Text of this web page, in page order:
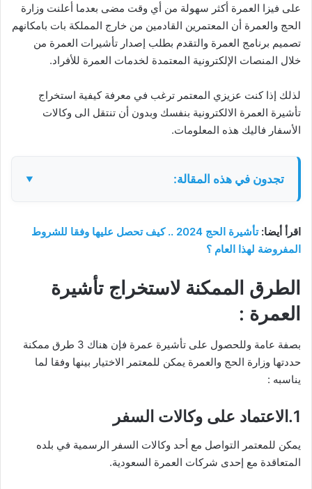
على فيزا العمرة أكثر سهولة من أي وقت مضى بعدما أعلنت وزارة
الحج والعمرة أن المعتمرين القادمين من خارج المملكة بات بامكانهم
تصميم برنامج العمرة والتقدم بطلب إصدار تأشيرات العمرة من
خلال المنصات الإلكترونية المعتمدة لخدمات العمرة للأفراد.
لذلك إذا كنت عزيزي المعتمر ترغب في معرفة كيفية استخراج
تأشيرة العمرة الالكترونية بنفسك وبدون أن تنتقل الى وكالات
الأسفار فاليك هذه المعلومات.
تجدون في هذه المقالة:
اقرأ أيضا:تأشيرة الحج 2024
.. كيف تحصل عليها وفقا للشروط
المفروضة لهذا العام ؟
الطرق الممكنة لاستخراج تأشيرة
العمرة :
بصفة عامة وللحصول على تأشيرة عمرة فإن هناك 3 طرق ممكنة
حددتها وزارة الحج والعمرة يمكن للمعتمر الاختيار بينها وفقا لما
يناسبه :
1.الاعتماد على وكالات السفر
يمكن للمعتمر التواصل مع أحد وكالات السفر الرسمية في بلده
المتعاقدة مع إحدى شركات العمرة السعودية.